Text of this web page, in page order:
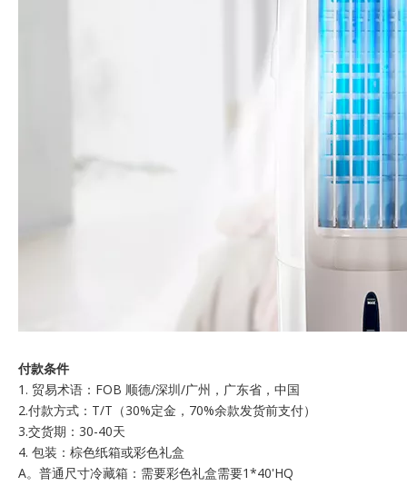
付款条件
1. 贸易术语：FOB 顺德/深圳/广州，广东省，中国
2.付款方式：T/T（30%定金，70%余款发货前支付）
3.交货期：30-40天
4. 包装：棕色纸箱或彩色礼盒
A。普通尺寸冷藏箱：需要彩色礼盒需要1*40'HQ